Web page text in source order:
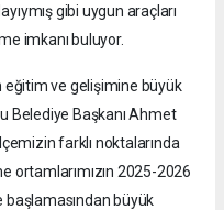
gibi uygun araçları
imkanı buluyor.
eğitim ve gelişimine büyük
Belediye Başkanı Ahmet
farklı noktalarında
ortamlarımızın 2025-2026
büyük